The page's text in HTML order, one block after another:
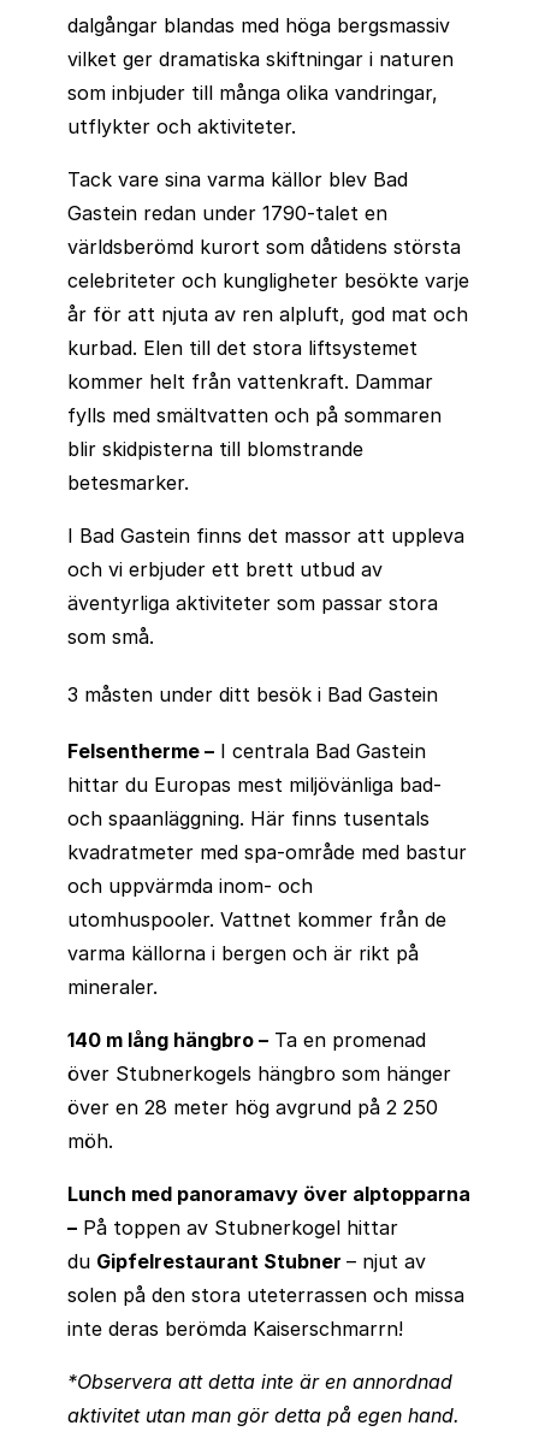
dalgångar blandas med höga bergsmassiv
vilket ger dramatiska skiftningar i naturen
som inbjuder till många olika vandringar,
utflykter och aktiviteter.
Tack vare sina varma källor blev Bad
Gastein redan under 1790-talet en
världsberömd kurort som dåtidens största
celebriteter och kungligheter besökte varje
år för att njuta av ren alpluft, god mat och
kurbad. Elen till det stora liftsystemet
kommer helt från vattenkraft. Dammar
fylls med smältvatten och på sommaren
blir skidpisterna till blomstrande
betesmarker.
I Bad Gastein finns det massor att uppleva
och vi erbjuder ett brett utbud av
äventyrliga aktiviteter som passar stora
som små.
3 måsten under ditt besök i Bad Gastein
Felsentherme – I centrala Bad Gastein
hittar du Europas mest miljövänliga bad-
och spaanläggning. Här finns tusentals
kvadratmeter med spa-område med bastur
och uppvärmda inom- och
utomhuspooler. Vattnet kommer från de
varma källorna i bergen och är rikt på
mineraler.
140 m lång hängbro – Ta en promenad
över Stubnerkogels hängbro som hänger
över en 28 meter hög avgrund på 2 250
möh.
Lunch med panoramavy över alptopparna
– På toppen av Stubnerkogel hittar
du Gipfelrestaurant Stubner – njut av
solen på den stora uteterrassen och missa
inte deras berömda Kaiserschmarrn!
*Observera att detta inte är en annordnad
aktivitet utan man gör detta på egen hand.